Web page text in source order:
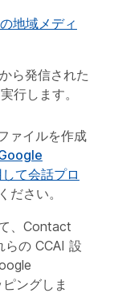
地域メディ
ら発信された
行します。
ァイルを作成
て会話プロ
ださい。
、Contact
らの CCAI 設
ングしま